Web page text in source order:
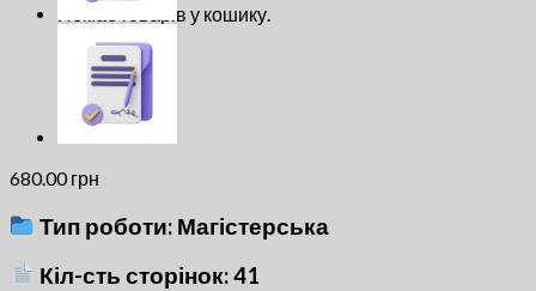
Немає товарів у кошику.
680.00грн
Тип роботи: Магістерська
Кіл-сть сторінок: 41